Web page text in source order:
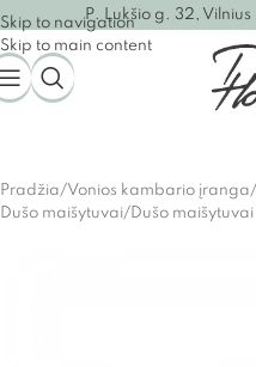
Skip to navigation
Skip to main content
P. Lukšio g. 32, Vilnius
Pradžia/Vonios kambario įranga/
Dušo maišytuvai/Dušo